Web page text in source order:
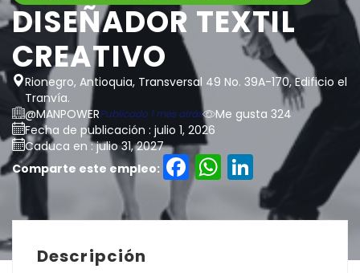
DISEÑADOR TEXTIL
CREATIVO
Rionegro, Antioquia, Transversal 49 No. 39A-170, Edificio el
Tranvía.
@MANPOWERPublicado 1 mes atrás
Me gusta 324
Fecha de publicación : julio 1, 2026
Caduca en : julio 31, 2027
Comparte este empleo:
Facebook
Descripción